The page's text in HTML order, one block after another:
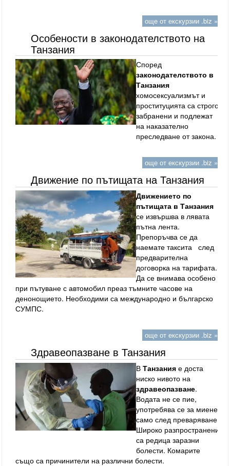
още от екскурзии .biz »
Особености в законодателството на
Танзания
Според
законодателството в
Танзания
хомосексуализмът и
проституцията са строго
забранени и подлежат
на наказателно
преследване от закона.
още от екскурзии .biz »
Движение по пътищата на Танзания
Движението по
пътищата в Танзания
се извършва в лявата
пътна лента.
Препоръчва се да
наемате таксита след
предварителна
договорка на тарифата.
Да се внимава особено
при пътуване с автомобил преаз тъмните часове на
денонощието. Необходими са международно и българско
СУМПС.
още от екскурзии .biz »
Здравеопазване в Танзания
ВТанзания е доста
ниско нивото на
здравеопазване.
Водата не се пие,
употребява се за миене
само след преваряване.
Широко разпространени
са редица заразни
болести. Комарите
също са причинители на различни болести.